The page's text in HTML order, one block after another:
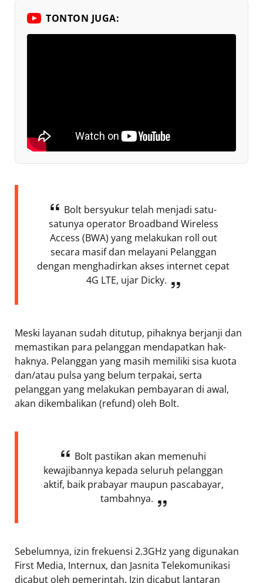
TONTON JUGA:
Bolt bersyukur telah menjadi satu-
satunya operator Broadband Wireless
Access (BWA) yang melakukan roll out
secara masif dan melayani Pelanggan
dengan menghadirkan akses internet cepat
4G LTE, ujar Dicky.
Meski layanan sudah ditutup, pihaknya berjanji dan
memastikan para pelanggan mendapatkan hak-
haknya. Pelanggan yang masih memiliki sisa kuota
dan/atau pulsa yang belum terpakai, serta
pelanggan yang melakukan pembayaran di awal,
akan dikembalikan (refund) oleh Bolt.
Bolt pastikan akan memenuhi
kewajibannya kepada seluruh pelanggan
aktif, baik prabayar maupun pascabayar,
tambahnya.
Sebelumnya, izin frekuensi 2.3GHz yang digunakan
First Media, Internux, dan Jasnita Telekomunikasi
dicabut oleh pemerintah. Izin dicabut lantaran